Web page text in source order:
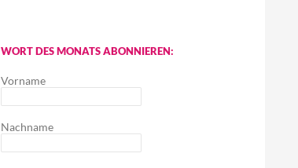
WORT DES MONATS ABONNIEREN:
Vorname
Nachname